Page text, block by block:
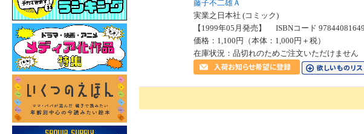
藤子不二雄Ａ
実業之日本社 (コミック)
【1999年05月発売】 ISBNコード
価格：1,100円（本体：1,000円＋税）
在庫状況：品切れのためご注文いただけません